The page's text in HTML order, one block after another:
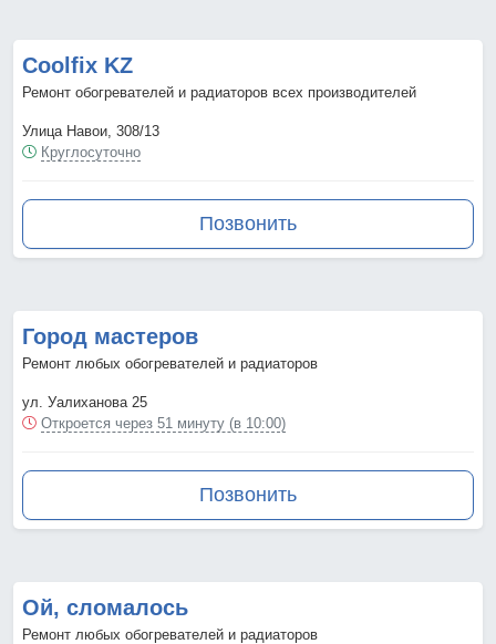
Coolfix KZ
Ремонт обогревателей и радиаторов всех производителей
Улица Навои, 308/13
Круглосуточно
Позвонить
Город мастеров
Ремонт любых обогревателей и радиаторов
ул. Уалиханова 25
Откроется через 51 минуту (в 10:00)
Позвонить
Ой, сломалось
Ремонт любых обогревателей и радиаторов